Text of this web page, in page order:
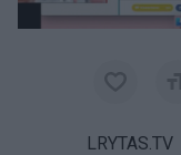
LRYTAS.TV